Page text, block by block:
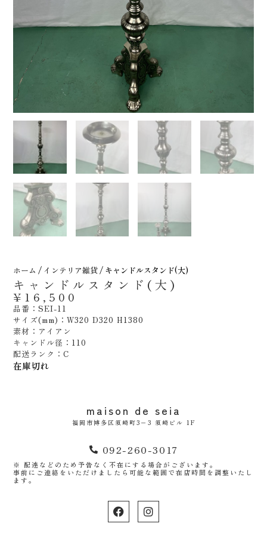
ホーム / インテリア雑貨/ キャンドルスタンド(大)
キャンドルスタンド(大)
¥ 16,500
品番：SEI-11
サイズ(mm)：W320 D320 H1380
素材：アイアン
キャンドル径：110
配送ランク：C
在庫切れ
maison de seia
福岡市博多区須崎町3−3 須崎ビル 1F
092-260-3017
※ 配達などのため予告なく不在にする場合がございます。
事前にご連絡をいただけましたら可能な範囲で在店時間を調整いたし
ます。